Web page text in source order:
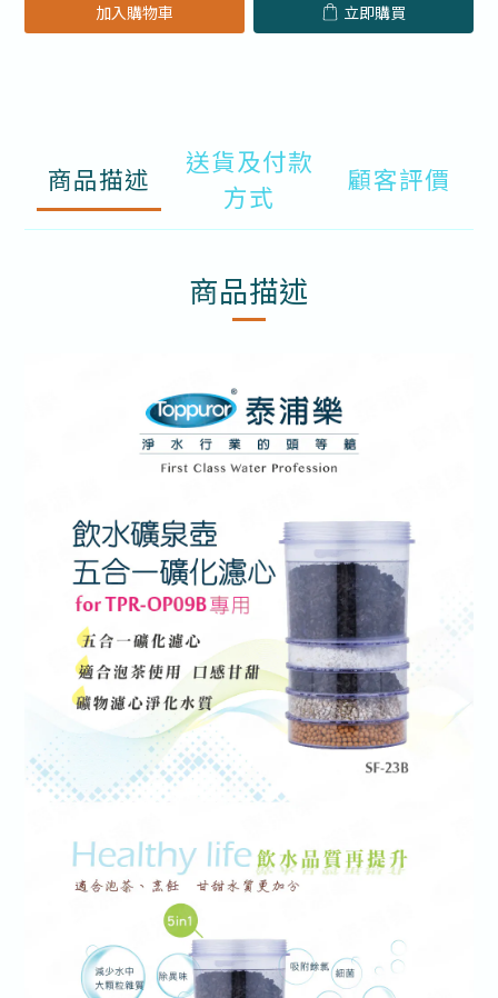
加入購物車 立即購買
商品描述
送貨及付款
方式
顧客評價
商品描述